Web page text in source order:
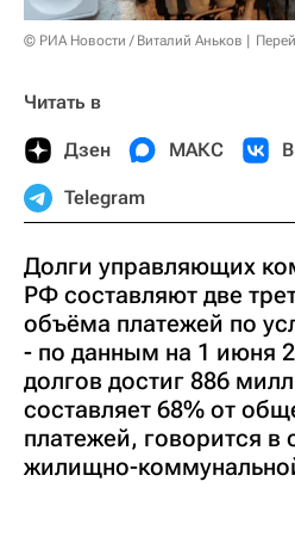
© РИА Новости / Виталий Аньков
Читать в
Дзен МАКС
Telegram
Долги управляющих
РФ составляют две
объёма платежей по
- по данным на 1 июня
долгов достиг 886
составляет 68% от
платежей, говорится
жилищно-